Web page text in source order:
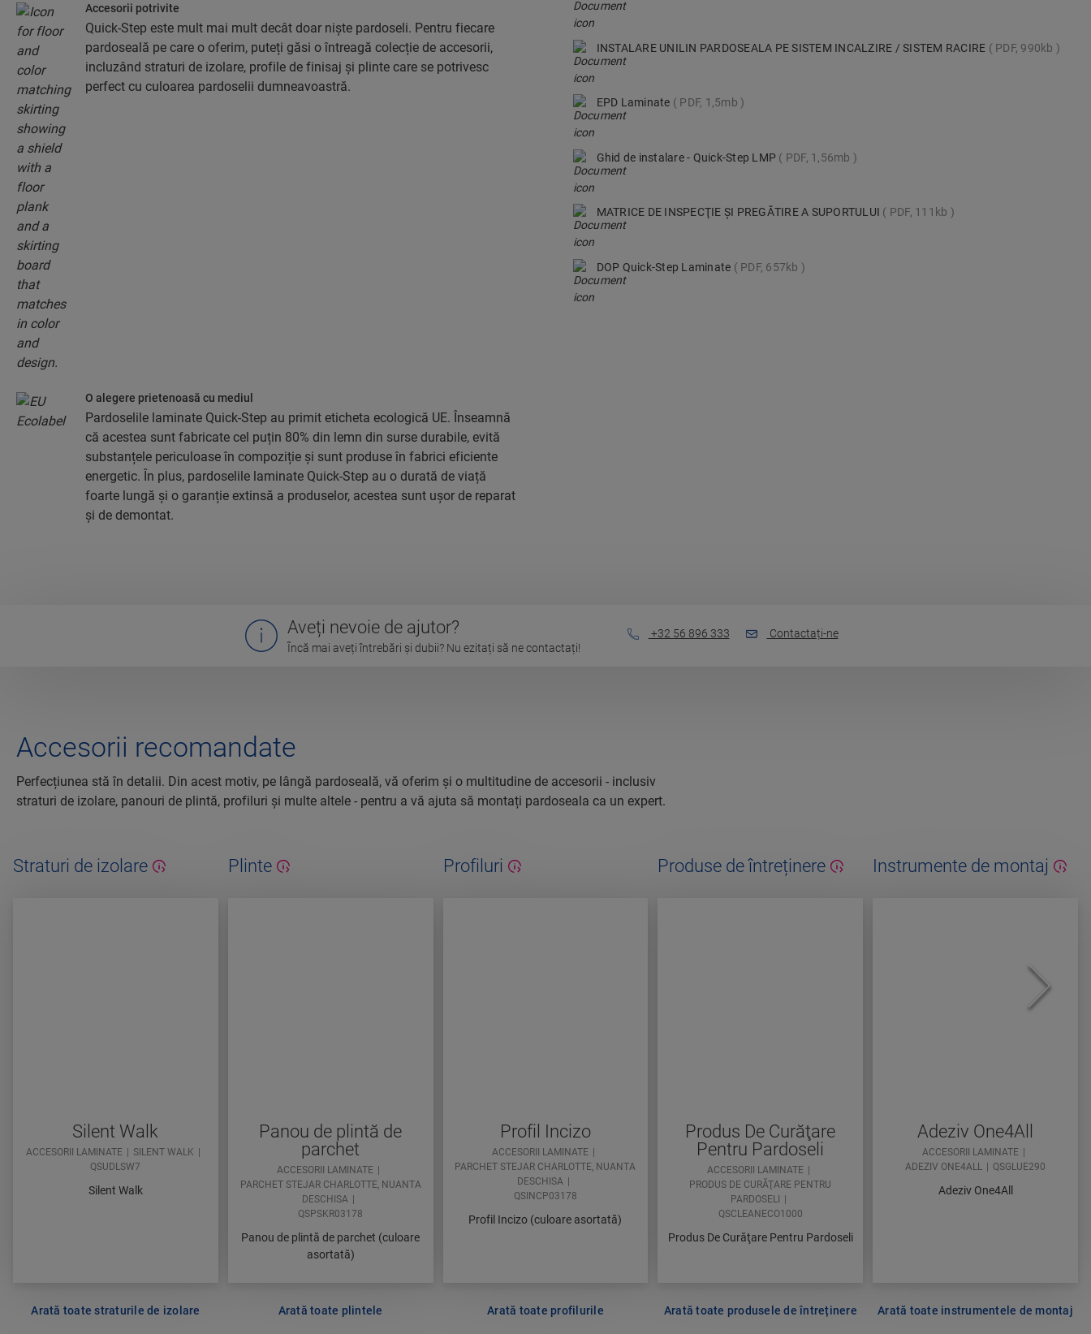
Accesorii potrivite
Quick-Step este mult mai mult decât doar niște pardoseli. Pentru fiecare
pardoseală pe care o oferim, puteți găsi o întreagă colecție de accesorii,
incluzând straturi de izolare, profile de finisaj și plinte care se potrivesc
perfect cu culoarea pardoselii dumneavoastră.
O alegere prietenoasă cu mediul
Pardoselile laminate Quick-Step au primit eticheta ecologică UE. Înseamnă
că acestea sunt fabricate cel puțin 80% din lemn din surse durabile, evită
substanțele periculoase în compoziție și sunt produse în fabrici eficiente
energetic. În plus, pardoselile laminate Quick-Step au o durată de viață
foarte lungă și o garanție extinsă a produselor, acestea sunt ușor de reparat
și de demontat.
INSTALARE UNILIN PARDOSEALA PE SISTEM INCALZIRE / SISTEM RACIRE PDF, 990kb
EPD Laminate PDF, 1,5mb
Ghid de instalare - Quick-Step LMP PDF, 1,56mb
MATRICE DE INSPECŢIE ȘI PREGĂTIRE A SUPORTULUI PDF, 111kb
DOP Quick-Step Laminate PDF, 657kb
Aveți nevoie de ajutor?
Încă mai aveți întrebări și dubii? Nu ezitați să ne contactați!
+32 56 896 333 Contactați-ne
Accesorii recomandate
Perfecțiunea stă în detalii. Din acest motiv, pe lângă pardoseală, vă oferim și o multitudine de accesorii - inclusiv
straturi de izolare, panouri de plintă, profiluri și multe altele - pentru a vă ajuta să montați pardoseala ca un expert.
Straturi de izolare
Silent Walk
ACCESORII LAMINATE
SILENT WALK
QSUDLSW7
Silent Walk
Arată toate straturile de izolare
Plinte
Panou de plintă de
parchet
ACCESORII LAMINATE
PARCHET STEJAR CHARLOTTE, NUANTA
DESCHISA
QSPSKR03178
Panou de plintă de parchet (culoare
asortată)
Arată toate plintele
Profiluri
Profil Incizo
ACCESORII LAMINATE
PARCHET STEJAR CHARLOTTE, NUANTA
DESCHISA
QSINCP03178
Profil Incizo (culoare asortată)
Arată toate profilurile
Produse de întreținere
Produs De Curăţare
Pentru Pardoseli
ACCESORII LAMINATE
PRODUS DE CURĂŢARE PENTRU
PARDOSELI
QSCLEANECO1000
Produs De Curăţare Pentru Pardoseli
Arată toate produsele de întreținere
Instrumente de montaj
Adeziv One4All
ACCESORII LAMINATE
ADEZIV ONE4ALL
QSGLUE290
Adeziv One4All
Arată toate instrumentele de montaj